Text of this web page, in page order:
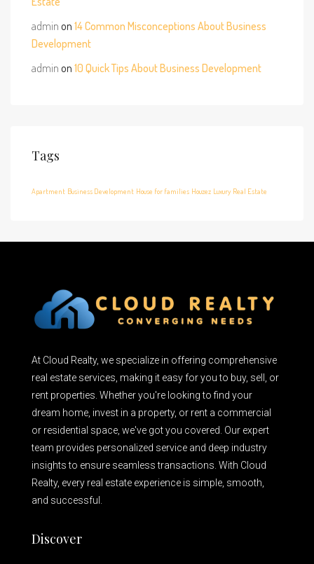
admin on 14 Common Misconceptions About Business
Development
admin on 10 Quick Tips About Business Development
Tags
Apartment Business Development House for families Houzez Luxury Real Estate
At Cloud Realty, we specialize in offering comprehensive
real estate services, making it easy for you to buy, sell, or
rent properties. Whether you're looking to find your
dream home, invest in a property, or rent a commercial
or residential space, we've got you covered. Our expert
team provides personalized service and deep industry
insights to ensure seamless transactions. With Cloud
Realty, every real estate experience is simple, smooth,
and successful.
Discover